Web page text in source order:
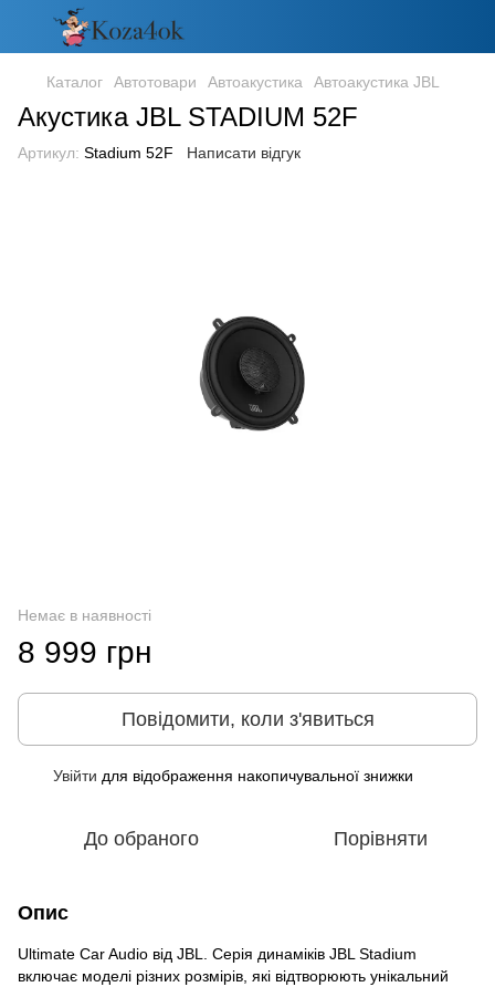
Каталог Автотовари Автоакустика Автоакустика JBL
Акустика JBL STADIUM 52F
Артикул: Stadium 52F Написати відгук
Немає в наявності
8 999 грн
Повідомити, коли з'явиться
Увійти для відображення накопичувальної знижки
До обраного Порівняти
Опис
Ultimate Car Audio від JBL. Серія динаміків JBL Stadium
включає моделі різних розмірів, які відтворюють унікальний